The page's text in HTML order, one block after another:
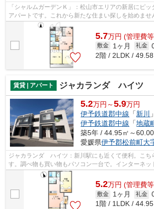
「シャルムガーデンＫ」：松山市エリアの新居にピ
アパートです。これから新たな住まい探しを始めませ
ニーズにお応えするべく、数多くの物...
5.7万円 (管理費
敷金 1ヶ月 礼金
2階 / 2LDK / 49.58
賃貸 | アパート ジャカランダ ハイツ
5.2万円～5.9万円
伊予鉄道郡中線 「新川
伊予鉄道郡中線 「地蔵
築5年 / 44.95㎡～
愛媛県伊予郡松前町大
ジャカランダ ハイツ：新川駅にも近くて便利。こち
す。調べ物も買い物もパソコン一台で。インターネッ
て下さい。伊予郡松前町エリアや新川...
5.2万円 (管理費
敷金 1ヶ月 礼金
1階 / 1LDK / 44.95